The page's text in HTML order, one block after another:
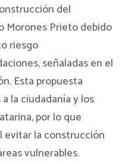
del
Morones Prieto debido
riesgo
señaladas en el
Esta propuesta
la ciudadanía y los
por lo que
la construcción
vulnerables.